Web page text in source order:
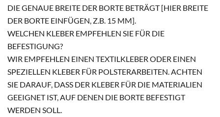
DIE GENAUE BREITE DER BORTE BETRÄGT [HIER BREITE
DER BORTE EINFÜGEN, Z.B. 15 MM].
WELCHEN KLEBER EMPFEHLEN SIE FÜR DIE
BEFESTIGUNG?
WIR EMPFEHLEN EINEN TEXTILKLEBER ODER EINEN
SPEZIELLEN KLEBER FÜR POLSTERARBEITEN. ACHTEN
SIE DARAUF, DASS DER KLEBER FÜR DIE MATERIALIEN
GEEIGNET IST, AUF DENEN DIE BORTE BEFESTIGT
WERDEN SOLL.